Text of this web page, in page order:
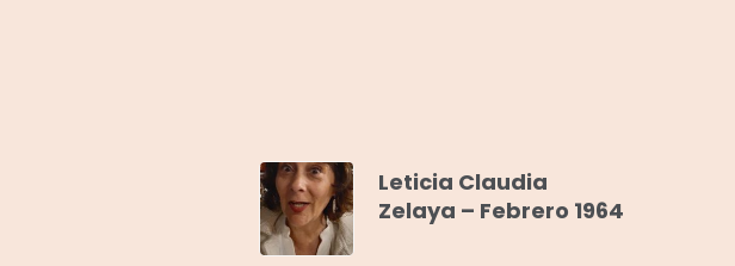
Leticia Claudia
Zelaya – Febrero 1964